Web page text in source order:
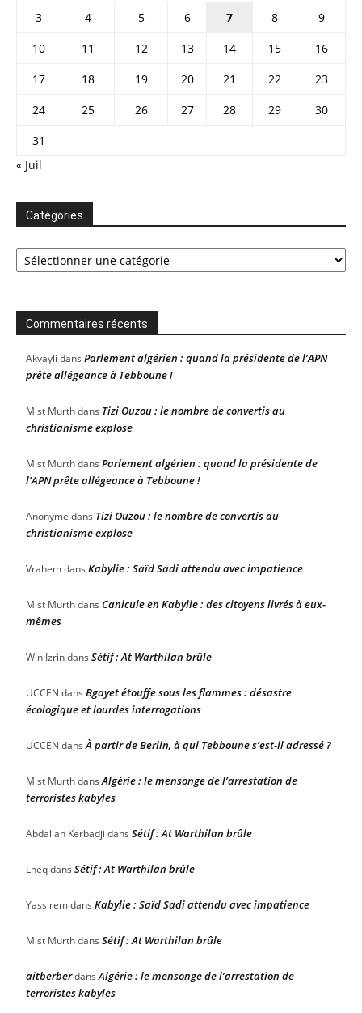
3
4 5 6 7 8
9
10
11 12 13 14 15
16
17
18 19 20 21 22
23
24
25 26 27 28 29
30
31
« Juil
Catégories
Catégories
Commentaires récents
Akvayli dans Parlement algérien : quand la présidente de l’APN
prête allégeance à Tebboune !
Mist Murthdans Tizi Ouzou : le nombre de convertis au
christianisme explose
Mist Murthdans Parlement algérien : quand la présidente de
l’APN prête allégeance à Tebboune !
Anonyme dans Tizi Ouzou : le nombre de convertis au
christianisme explose
Vrahemdans Kabylie : Saïd Sadi attendu avec impatience
Mist Murthdans Canicule en Kabylie : des citoyens livrés à eux-
mêmes
Win Izrindans Sétif : At Warthilan brûle
UCCEN dans Bgayet étouffe sous les flammes : désastre
écologique et lourdes interrogations
UCCEN dansÀ partir de Berlin, à qui Tebboune s’est-il adressé ?
Mist MurthdansAlgérie : le mensonge de l’arrestation de
terroristes kabyles
Abdallah Kerbadji dans Sétif : At Warthilan brûle
Lheqdans Sétif : At Warthilan brûle
Yassiremdans Kabylie : Saïd Sadi attendu avec impatience
Mist Murthdans Sétif : At Warthilan brûle
aitberberdansAlgérie : le mensonge de l’arrestation de
terroristes kabyles